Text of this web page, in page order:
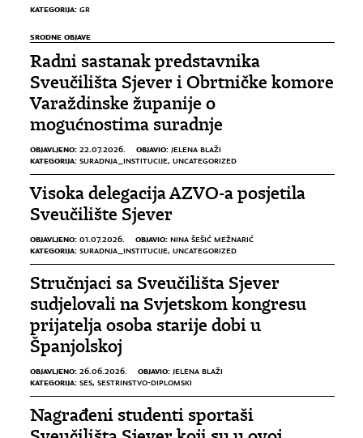
KATEGORIJA: GR
SRODNE OBJAVE
Radni sastanak predstavnika
Sveučilišta Sjever i Obrtničke komore
Varaždinske županije o
mogućnostima suradnje
OBJAVLJENO: 22.07.2026. OBJAVIO: JELENA BLAŽI
KATEGORIJA: SURADNJA_INSTITUCIJE, UNCATEGORIZED
Visoka delegacija AZVO-a posjetila
Sveučilište Sjever
OBJAVLJENO: 01.07.2026. OBJAVIO: NINA ŠEŠIĆ MEŽNARIĆ
KATEGORIJA: SURADNJA_INSTITUCIJE, UNCATEGORIZED
Stručnjaci sa Sveučilišta Sjever
sudjelovali na Svjetskom kongresu
prijatelja osoba starije dobi u
Španjolskoj
OBJAVLJENO: 26.06.2026. OBJAVIO: JELENA BLAŽI
KATEGORIJA: SES, SESTRINSTVO-DIPLOMSKI
Nagrađeni studenti sportaši